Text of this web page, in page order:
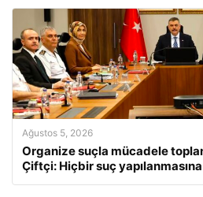
Ağustos 5, 2026
Organize suçla mücadele
Çiftçi: Hiçbir suç